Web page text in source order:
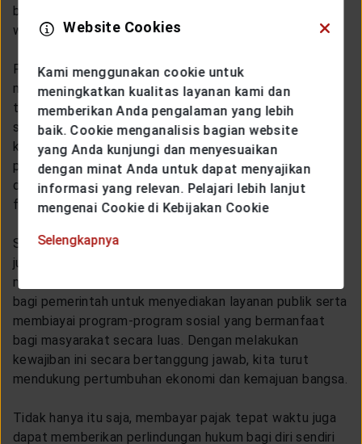
bisa kamu dapatkan dengan membayar pajak tepat
waktu.
Pertama-tama, membayar pajak tepat waktu akan
menjaga reputasi finansial kamu. Bayangkan jika kamu
terlambat atau bahkan tidak membayar pajak sama
sekali. Hal ini dapat mencerminkan ketidakdisiplinan dan
kurang tanggung jawab dalam pengelolaan keuangan
pribadi atau bisnis kamu. Dalam jangka panjang, hal ini
dapat berdampak negatif pada citra dan kredibilitas
finansial kamu.
Selain itu, dengan membayar pajak tepat waktu, kamu
juga memberikan kontribusi positif untuk pembangunan
negara. Pajak merupakan sumber pendapatan utama
bagi pemerintah untuk menyediakan layanan publik serta
membiayai program-program sosial yang bermanfaat
bagi masyarakat secara luas. Dengan melakukan
kewajiban ini secara bertanggung jawab, kita turut
mendukung pertumbuhan ekonomi dan kemajuan bangsa.
Tidak hanya itu saja, membayar pajak tepat waktu juga
dapat memberikan perlindungan hukum bagi diri sendiri
Website Cookies
Kami menggunakan cookie untuk
meningkatkan kualitas layanan kami dan
memberikan Anda pengalaman yang lebih
baik. Cookie menganalisis bagian website
yang Anda kunjungi dan menyesuaikan
dengan minat Anda untuk dapat menyajikan
informasi yang relevan. Pelajari lebih lanjut
mengenai Cookie di Kebijakan Cookie
Selengkapnya